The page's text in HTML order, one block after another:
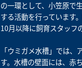
の一環として、小笠原で
する活動を行っています
10月以降に飼育スタッフ
「ウミガメ水槽」では
す。水槽の壁面には、赤